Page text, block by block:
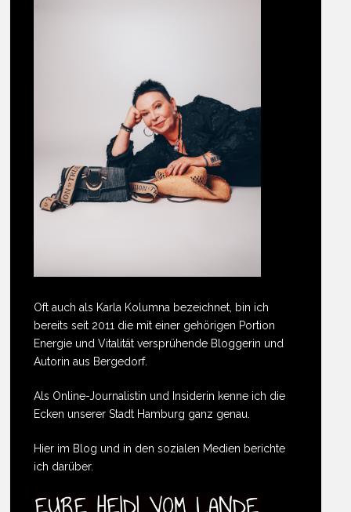
Oft auch als Karla Kolumna bezeichnet, bin ich
bereits seit 2011 die mit einer gehörigen Portion
Energie und Vitalität versprühende Bloggerin und
Autorin aus Bergedorf.
Als Online-Journalistin und Insiderin kenne ich die
Ecken unserer Stadt Hamburg ganz genau.
Hier im Blog und in den sozialen Medien berichte
ich darüber.